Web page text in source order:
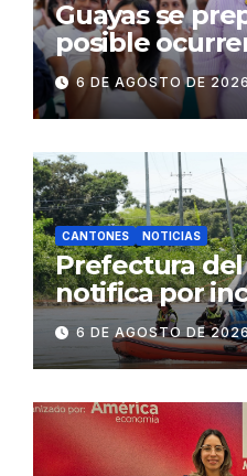
Guayas se
posible
fenómeno de
Gobierno
2.500 jóvenes
6 DE AGOSTO DE 2026
CANTONES NOTICIAS
Prefectura del
notifica por
contractual a
Concesionaria
exige
desmontaje
Gonzalo Icaza
Daule
6 DE AGOSTO DE